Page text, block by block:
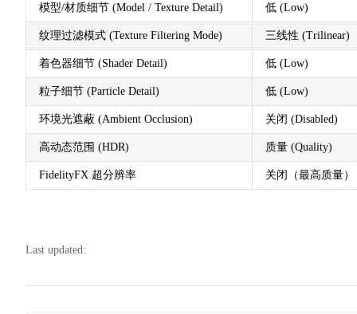
模型/材质细节 (Model / Texture Detail) 低 (Low)
纹理过滤模式 (Texture Filtering Mode) 三线性 (Trilinear)
着色器细节 (Shader Detail) 低 (Low)
粒子细节 (Particle Detail) 低 (Low)
环境光遮蔽 (Ambient Occlusion) 关闭 (Disabled)
高动态范围 (HDR) 质量 (Quality)
FidelityFX 超分辨率 关闭（最高质量）
Last updated: